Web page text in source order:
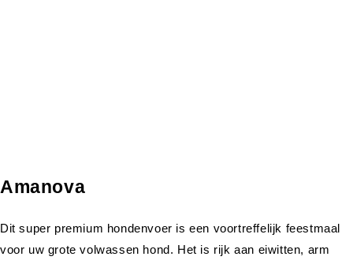
Amanova
Dit super premium hondenvoer is een voortreffelijk feestmaal
voor uw grote volwassen hond. Het is rijk aan eiwitten, arm